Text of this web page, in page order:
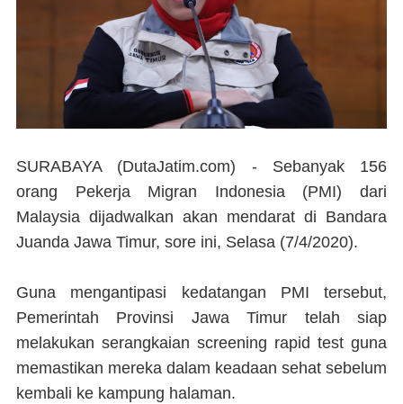
SURABAYA (DutaJatim.com) - Sebanyak 156
orang Pekerja Migran Indonesia (PMI) dari
Malaysia dijadwalkan akan mendarat di Bandara
Juanda Jawa Timur, sore ini, Selasa (7/4/2020).
Guna mengantipasi kedatangan PMI tersebut,
Pemerintah Provinsi Jawa Timur telah siap
melakukan serangkaian screening rapid test guna
memastikan mereka dalam keadaan sehat sebelum
kembali ke kampung halaman.